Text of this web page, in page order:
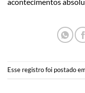
Esse registro foi postado